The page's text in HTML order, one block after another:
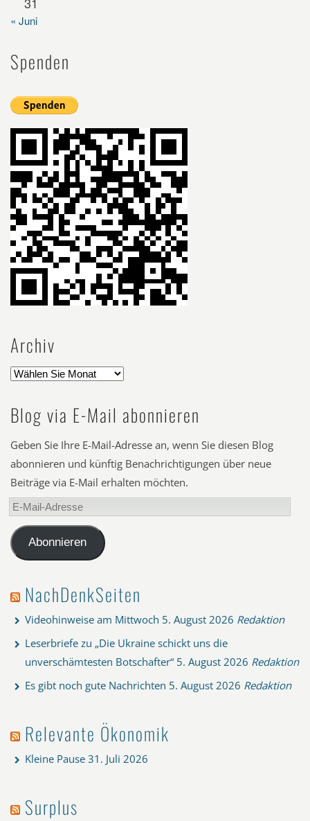
« Juni
Spenden
Archiv
Blog via E-Mail abonnieren
Geben Sie Ihre E-Mail-Adresse an, wenn Sie diesen Blog
abonnieren und künftig Benachrichtigungen über neue
Beiträge via E-Mail erhalten möchten.
E-
Mail-
AdresseAbonnieren
NachDenkSeiten
Videohinweise am Mittwoch 5. August 2026 Redaktion
Leserbriefe zu „Die Ukraine schickt uns die
unverschämtesten Botschafter“ 5. August 2026 Redaktion
Es gibt noch gute Nachrichten 5. August 2026 Redaktion
Relevante Ökonomik
Kleine Pause 31. Juli 2026
Surplus